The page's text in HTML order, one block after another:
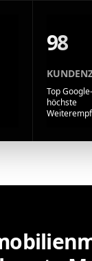
98
Top
höchste